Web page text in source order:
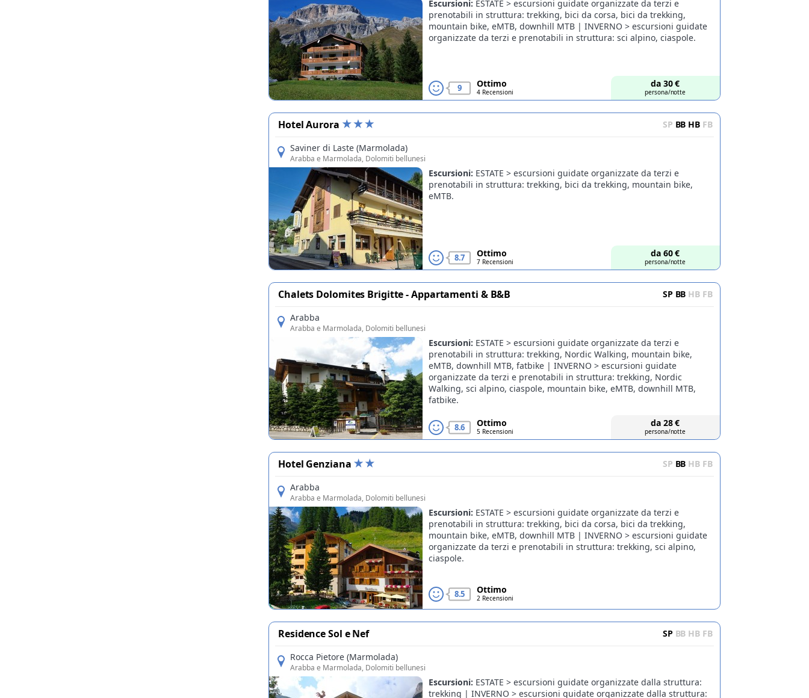
da 30€
persona/notte
9 Ottimo
4 Recensioni
Escursioni: ESTATE > escursioni guidate organizzate da terzi e
prenotabili in struttura: trekking, bici da corsa, bici da trekking,
mountain bike, eMTB, downhill MTB | INVERNO > escursioni guidate
organizzate da terzi e prenotabili in struttura: sci alpino, ciaspole.
Hotel Aurora SP BB HB FB
Saviner di Laste (Marmolada)
Arabba e Marmolada, Dolomiti bellunesi
Offerte
da 60€
persona/notte
8.7 Ottimo
7 Recensioni
Escursioni: ESTATE > escursioni guidate organizzate da terzi e
prenotabili in struttura: trekking, bici da trekking, mountain bike,
eMTB.
Chalets Dolomites Brigitte - Appartamenti & B&B SP BB HB FB
Arabba
Arabba e Marmolada, Dolomiti bellunesi
da 28€
persona/notte
8.6 Ottimo
5 Recensioni
Escursioni: ESTATE > escursioni guidate organizzate da terzi e
prenotabili in struttura: trekking, Nordic Walking, mountain bike,
eMTB, downhill MTB, fatbike | INVERNO > escursioni guidate
organizzate da terzi e prenotabili in struttura: trekking, Nordic
Walking, sci alpino, ciaspole, mountain bike, eMTB, downhill MTB,
fatbike.
Hotel Genziana SP BB HB FB
Arabba
Arabba e Marmolada, Dolomiti bellunesi
8.5 Ottimo
2 Recensioni
Escursioni: ESTATE > escursioni guidate organizzate da terzi e
prenotabili in struttura: trekking, bici da corsa, bici da trekking,
mountain bike, eMTB, downhill MTB | INVERNO > escursioni guidate
organizzate da terzi e prenotabili in struttura: trekking, sci alpino,
ciaspole.
Residence Sol e Nef SP BB HB FB
Rocca Pietore (Marmolada)
Arabba e Marmolada, Dolomiti bellunesi
Escursioni: ESTATE > escursioni guidate organizzate dalla struttura:
trekking | INVERNO > escursioni guidate organizzate dalla struttura: